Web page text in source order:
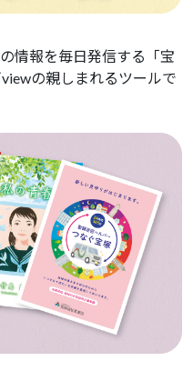
情報を毎日発信する「宝
の親しまれるツールで